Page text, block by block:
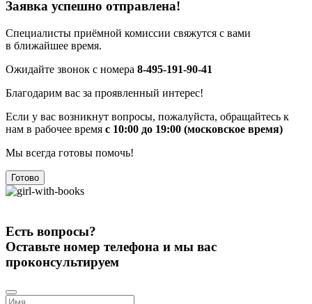
Заявка успешно отправлена!
Специалисты приёмной комиссии свяжутся с вами
в ближайшее время.
Ожидайте звонок с номера 8-495-191-90-41
Благодарим вас за проявленный интерес!
Если у вас возникнут вопросы, пожалуйста, обращайтесь к
нам в рабочее время с 10:00 до 19:00 (московское время)
Мы всегда готовы помочь!
Готово
Есть вопросы?
Оставьте номер телефона и мы вас
проконсультируем